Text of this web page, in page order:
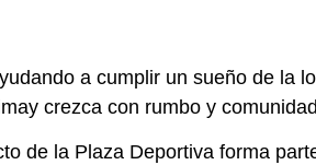
a cumplir un sueño de
crezca con rumbo y
de la Plaza Deportiva forma